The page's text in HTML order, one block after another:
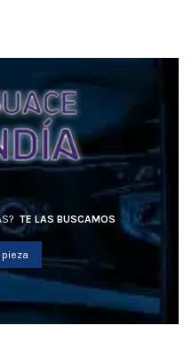
TE LAS BUSCAMOS